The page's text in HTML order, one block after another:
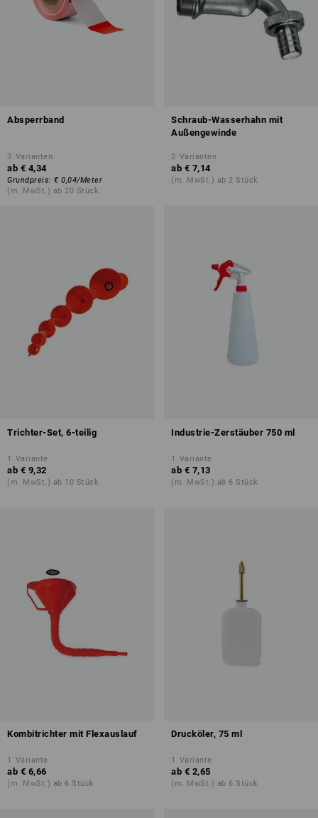
Absperrband
3 Varianten
ab € 4,34
Grundpreis: € 0,04/Meter
(m. MwSt.) ab 20 Stück
Schraub-Wasserhahn mit
Außengewinde
2 Varianten
ab € 7,14
(m. MwSt.) ab 2 Stück
Trichter-Set, 6-teilig
1 Variante
ab € 9,32
(m. MwSt.) ab 10 Stück
Industrie-Zerstäuber 750 ml
1 Variante
ab € 7,13
(m. MwSt.) ab 6 Stück
Kombitrichter mit Flexauslauf
1 Variante
ab € 6,66
(m. MwSt.) ab 6 Stück
Drucköler, 75 ml
1 Variante
ab € 2,65
(m. MwSt.) ab 6 Stück